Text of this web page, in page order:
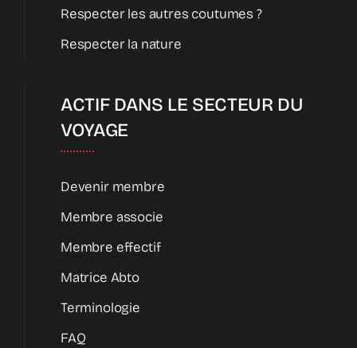
Respecter les autres coutumes ?
Respecter la nature
ACTIF DANS LE SECTEUR DU
VOYAGE
Devenir membre
Membre associe
Membre effectif
Matrice Abto
Terminologie
FAQ